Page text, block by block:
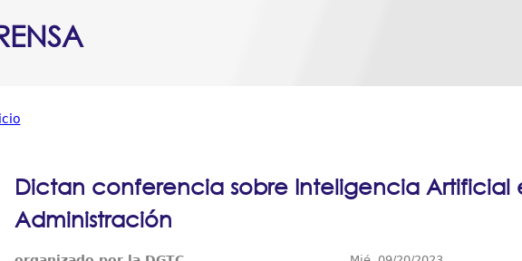
Dictan conferencia sobre Inteligencia Artificial
Administración